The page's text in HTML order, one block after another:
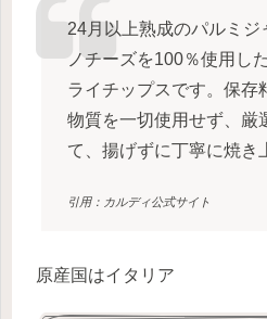
24月以上熟成のパルミジ
ノチーズを100％使用し
ライチップスです。保存
物質を一切使用せず、厳
て、揚げずに丁寧に焼き
引用：カルディ公式サイト
原産国はイタリア